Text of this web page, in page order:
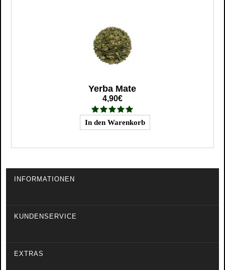
Yerba Mate
4,90€
INFORMATIONEN
KUNDENSERVICE
EXTRAS